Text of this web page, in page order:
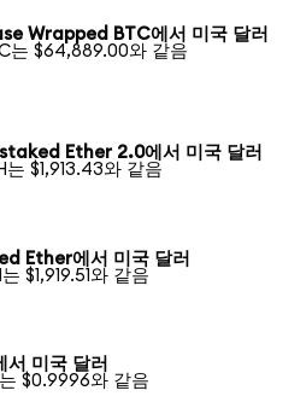
Wrapped BTC에서 미국 달러
는 $64,889.00와 같음
Ether 2.0에서 미국 달러
는 $1,913.43와 같음
Ether에서 미국 달러
$1,919.51와 같음
서 미국 달러
는 $0.9996와 같음